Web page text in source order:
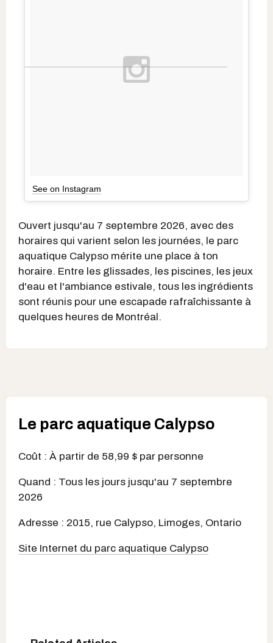
See on Instagram
Ouvert jusqu'au 7 septembre 2026, avec des
horaires qui varient selon les journées, le parc
aquatique Calypso mérite une place à ton
horaire. Entre les glissades, les piscines, les jeux
d'eau et l'ambiance estivale, tous les ingrédients
sont réunis pour une escapade rafraîchissante à
quelques heures de Montréal.
Le parc aquatique Calypso
Coût : À partir de 58,99 $ par personne
Quand : Tous les jours jusqu'au 7 septembre
2026
Adresse : 2015, rue Calypso, Limoges, Ontario
Site Internet du parc aquatique Calypso